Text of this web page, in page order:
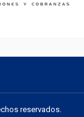
reservados.